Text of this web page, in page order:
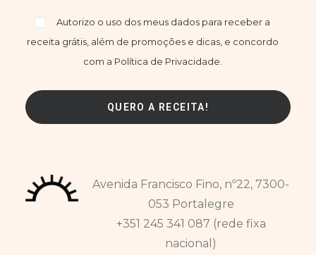
Autorizo o uso dos meus dados para receber a
receita grátis, além de promoções e dicas, e concordo
com a Política de Privacidade.
Avenida Francisco Fino, nº22, 7300-
053 Portalegre
+351 245 341 087 (rede fixa
nacional)